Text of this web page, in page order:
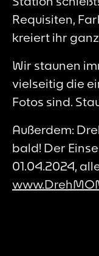
Requisiten,
kreiert ihr
Wir staunen
vielseitig die
Fotos sind.
Außerdem:
bald! Der
01.04.2024,